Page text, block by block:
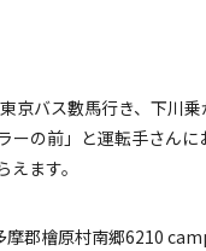
京バス數馬行き、下川乗
ーの前」と運転手さんに
ます。
摩郡檜原村南郷6210